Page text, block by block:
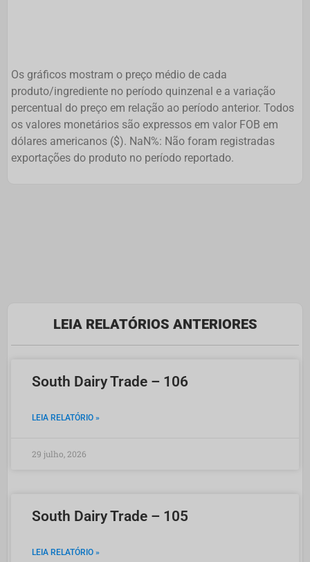
Os gráficos mostram o preço médio de cada
produto/ingrediente no período quinzenal e a variação
percentual do preço em relação ao período anterior. Todos
os valores monetários são expressos em valor FOB em
dólares americanos ($). NaN%: Não foram registradas
exportações do produto no período reportado.
LEIA RELATÓRIOS ANTERIORES​​
South Dairy Trade – 106
LEIA RELATÓRIO »
29 julho, 2026
South Dairy Trade – 105
LEIA RELATÓRIO »